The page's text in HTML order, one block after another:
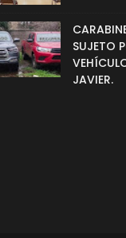
SUJETO
JAVIER.